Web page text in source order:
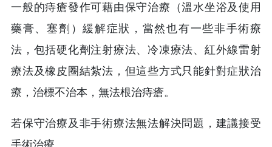
一般的痔瘡發作可藉由保守治療（溫水坐浴及使用
藥膏、塞劑）緩解症狀，當然也有一些非手術療
法，包括硬化劑注射療法、冷凍療法、紅外線雷射
療法及橡皮圈結紮法，但這些方式只能針對症狀治
療，治標不治本，無法根治痔瘡。
若保守治療及非手術療法無法解決問題，建議接受
手術治療。